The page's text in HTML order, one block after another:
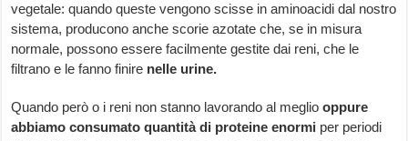
vegetale: quando queste vengono scisse in aminoacidi dal nostro
sistema, producono anche scorie azotate che, se in misura
normale, possono essere facilmente gestite dai reni, che le
filtrano e le fanno finire nelle urine.
Quando però o i reni non stanno lavorando al megliooppure
abbiamo consumato quantità di proteine enormi per periodi